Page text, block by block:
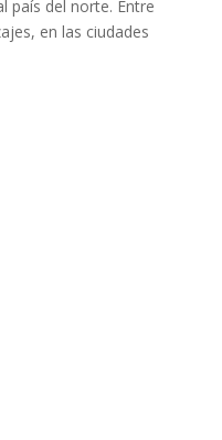
país del norte. Entre
en las ciudades